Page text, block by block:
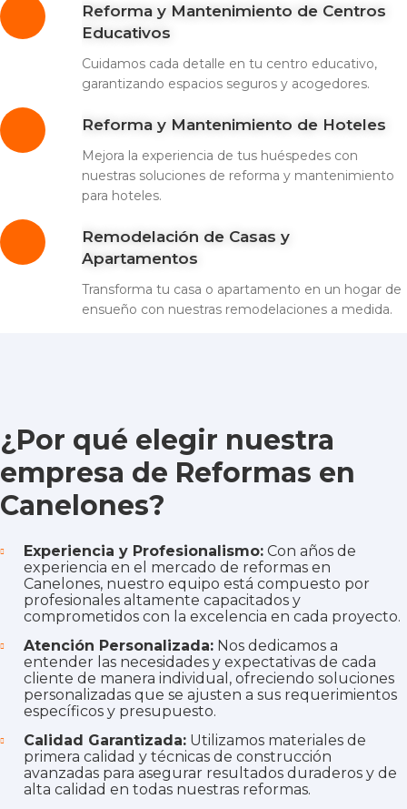
Reforma y Mantenimiento de Centros
Educativos
Cuidamos cada detalle en tu centro educativo,
garantizando espacios seguros y acogedores.
Reforma y Mantenimiento de Hoteles
Mejora la experiencia de tus huéspedes con
nuestras soluciones de reforma y mantenimiento
para hoteles.
Remodelación de Casas y
Apartamentos
Transforma tu casa o apartamento en un hogar de
ensueño con nuestras remodelaciones a medida.
¿Por qué elegir nuestra
empresa de Reformas en
Canelones?
Experiencia y Profesionalismo: Con años de
experiencia en el mercado de reformas en
Canelones, nuestro equipo está compuesto por
profesionales altamente capacitados y
comprometidos con la excelencia en cada proyecto.
Atención Personalizada: Nos dedicamos a
entender las necesidades y expectativas de cada
cliente de manera individual, ofreciendo soluciones
personalizadas que se ajusten a sus requerimientos
específicos y presupuesto.
Calidad Garantizada: Utilizamos materiales de
primera calidad y técnicas de construcción
avanzadas para asegurar resultados duraderos y de
alta calidad en todas nuestras reformas.